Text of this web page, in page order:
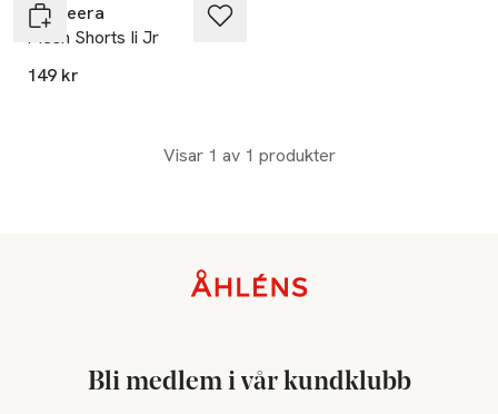
Bagheera
Mesh Shorts Ii Jr
149 kr
Visar 1 av 1 produkter
Bli medlem i vår kundklubb